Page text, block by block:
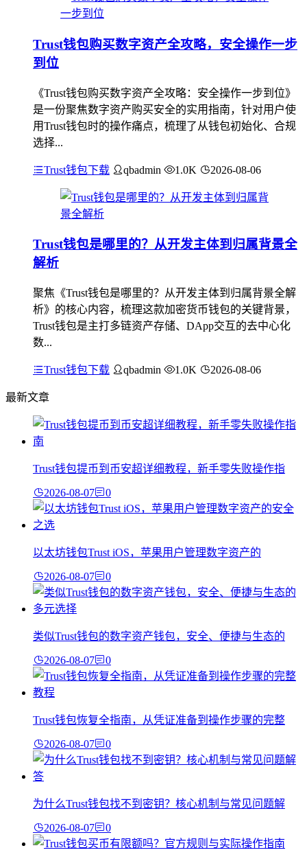
Trust钱包购买数字资产全攻略，安全操作一步
到位
《Trust钱包购买数字资产全攻略：安全操作一步到位》
是一份聚焦数字资产购买安全的实用指南，针对用户使
用Trust钱包时的操作痛点，梳理了从钱包初始化、合规
选择...
Trust钱包下载 qbadmin 1.0K 2026-08-06
Trust钱包是哪里的？从开发主体到归属背景全
解析
聚焦《Trust钱包是哪里的？从开发主体到归属背景全解
析》的核心内容，梳理这款加密货币钱包的关键背景，
Trust钱包是主打多链资产存储、DApp交互的去中心化
数...
Trust钱包下载 qbadmin 1.0K 2026-08-06
最新文章
Trust钱包提币到币安超详细教程，新手零失败操作指
2026-08-07 0
以太坊钱包Trust iOS，苹果用户管理数字资产的
2026-08-07 0
类似Trust钱包的数字资产钱包，安全、便捷与生态的
2026-08-07 0
Trust钱包恢复全指南，从凭证准备到操作步骤的完整
2026-08-07 0
为什么Trust钱包找不到密钥？核心机制与常见问题解
2026-08-07 0